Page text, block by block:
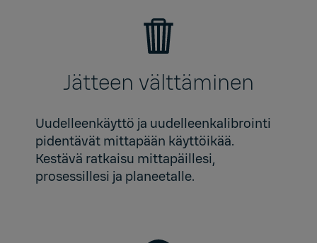
Jätteen välttäminen
Uudelleenkäyttö ja uudelleenkalibrointi
pidentävät mittapään käyttöikää.
Kestävä ratkaisu mittapäillesi,
prosessillesi ja planeetalle.